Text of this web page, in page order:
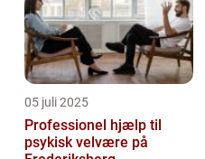
05 juli 2025
Professionel hjælp til
psykisk velvære på